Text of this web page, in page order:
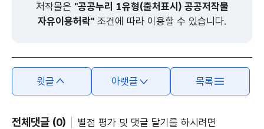
저작물은 "공공누리 1유형(출처표시) 공공저작물
자유이용허락"조건에 따라 이용할 수 있습니다.
윗글 아랫글 목록
전체댓글 (0)
별점 평가 및 댓글 달기를 하시려면